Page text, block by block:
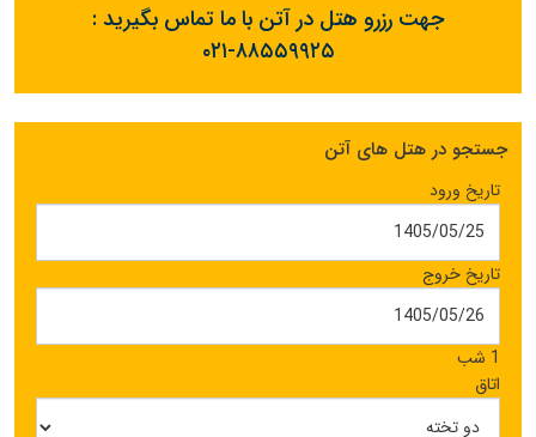
جهت رزرو هتل در آتن با ما تماس بگیرید :
۰۲۱-۸۸۵۵۹۹۲۵
جستجو در هتل های آتن
تاریخ ورود
تاریخ خروج
1 شب
اتاق